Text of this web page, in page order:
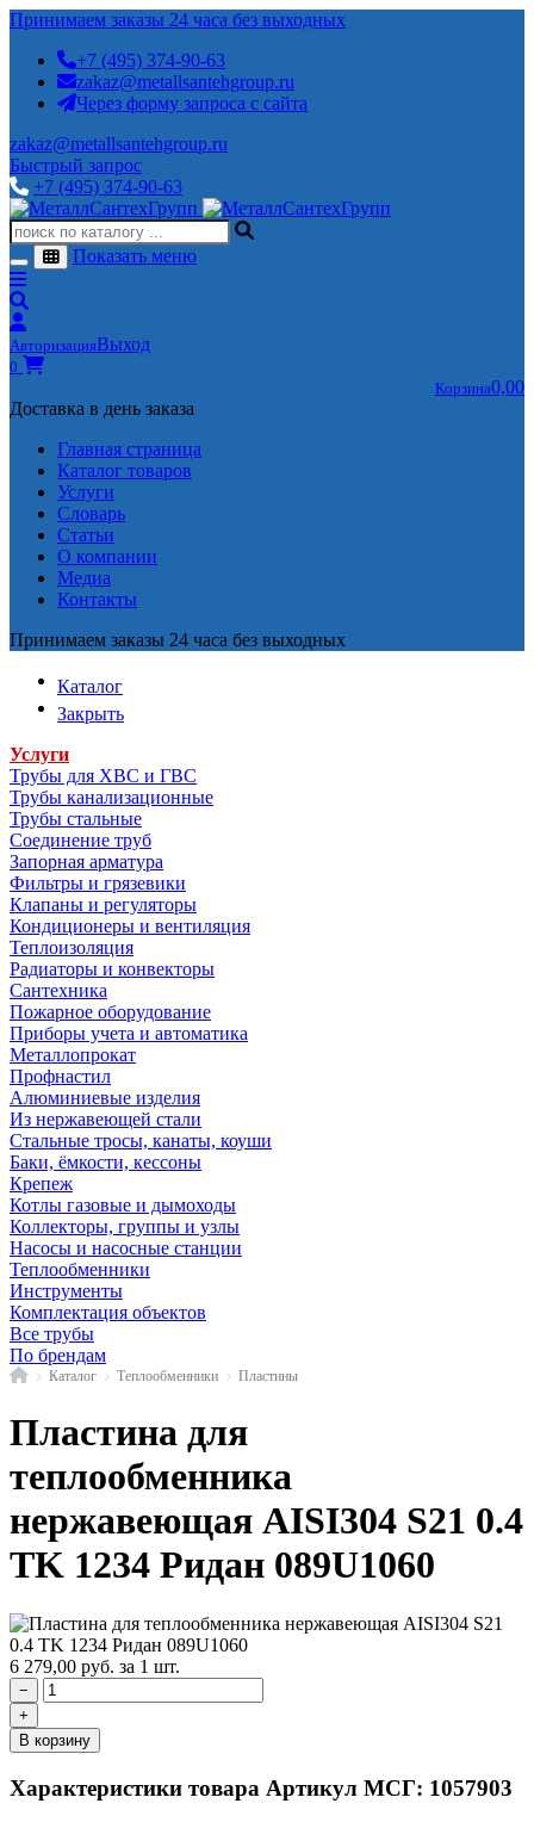
Принимаем заказы 24 часа без выходных
+7 (495) 374-90-63
zakaz@metallsantehgroup.ru
Через форму запроса с сайта
zakaz@metallsantehgroup.ru
Быстрый запрос
+7 (495) 374-90-63
Показать меню
АвторизацияВыход
0
Корзина0,00
Доставка в день заказа
Главная страница
Каталог товаров
Услуги
Словарь
Статьи
О компании
Медиа
Контакты
Принимаем заказы 24 часа без выходных
Каталог
Закрыть
Услуги
Трубы для ХВС и ГВС
Трубы канализационные
Трубы стальные
Соединение труб
Запорная арматура
Фильтры и грязевики
Клапаны и регуляторы
Кондиционеры и вентиляция
Теплоизоляция
Радиаторы и конвекторы
Сантехника
Пожарное оборудование
Приборы учета и автоматика
Металлопрокат
Профнастил
Алюминиевые изделия
Из нержавеющей стали
Стальные тросы, канаты, коуши
Баки, ёмкости, кессоны
Крепеж
Котлы газовые и дымоходы
Коллекторы, группы и узлы
Насосы и насосные станции
Теплообменники
Инструменты
Комплектация объектов
Все трубы
По брендам
ГлавнаяКаталог Теплообменники Пластины
Пластина для
теплообменника
нержавеющая AISI304 S21 0.4
TK 1234 Ридан 089U1060
6 279,00 руб. за 1 шт.
−
+
В корзину
Характеристики товара Артикул МСГ: 1057903